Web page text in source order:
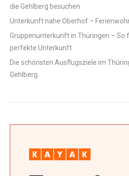
die Gehlberg besuchen
Unterkunft nahe Oberhof –
Gruppenunterkunft in Thüringen – So
perfekte Unterkunft
Die schönsten Ausflugsziele im
Gehlberg